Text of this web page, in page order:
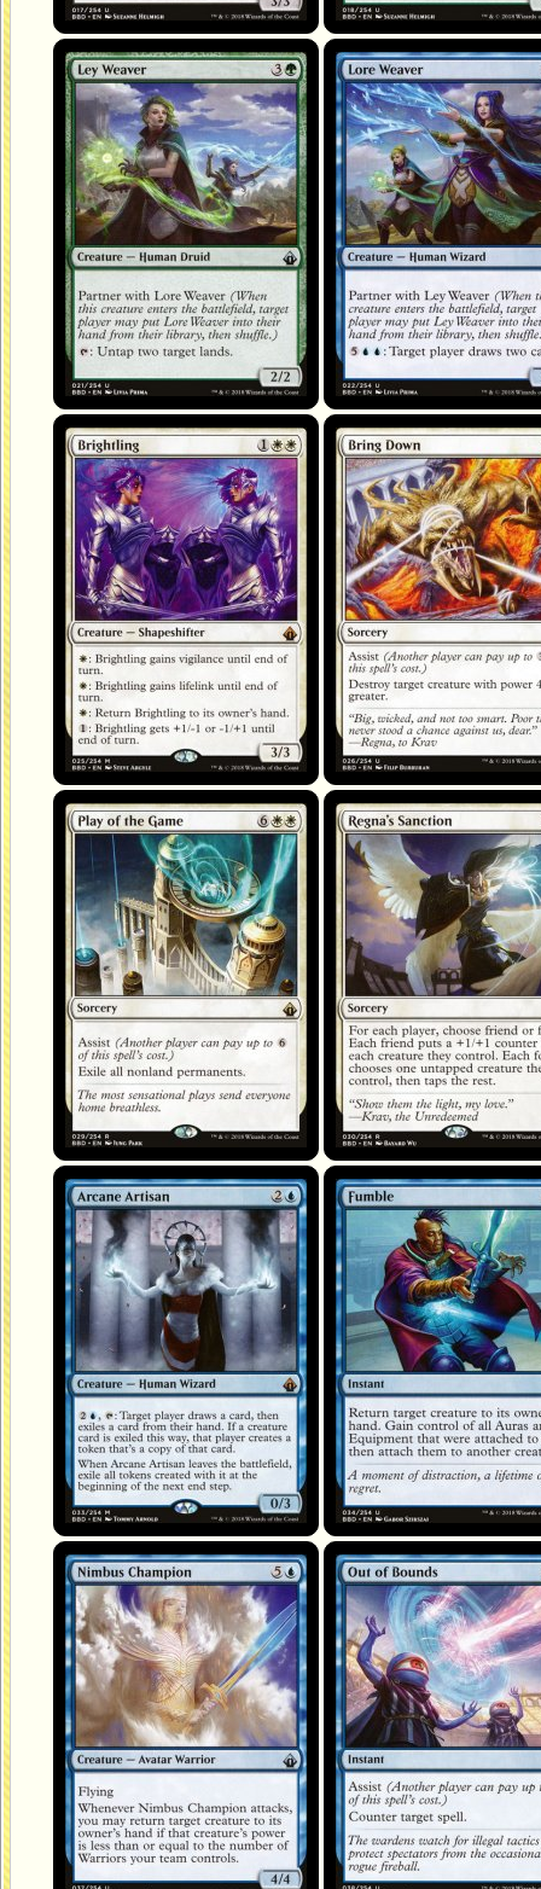
Ley Weaver Lore Weaver
Brightling Bring Down
Play of the Game Regna's Sanction
Arcane Artisan Fumble
Nimbus Champion Out of Bounds